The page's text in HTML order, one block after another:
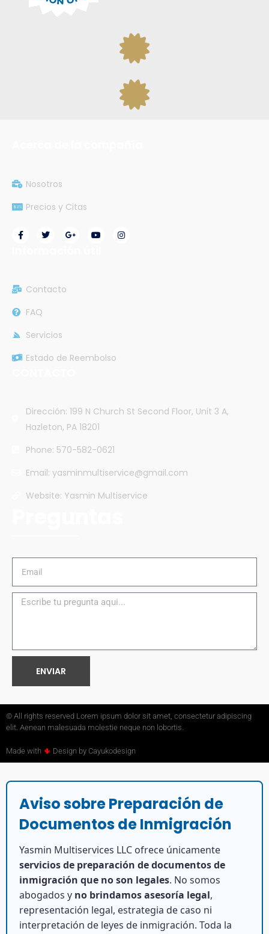
Nosotros
Precios y Citas
Contacto
FAQ
Servicios
Estado de Reembolso
Dirección: 199 N Church St Second Floor, Unit 3 A,
Hazleton, PA 18201
Phone: 570-582-0621
Email: yasminmultiservice@gmail.com
Website: Yasmin Multiservice
ENVIAR
© All rights reserved Lorem ipsum dolor sit amet, consectetur adipiscing
elit. Aenean malesuada molestie neque non lobortis.
Made with 🌵 Design by Cayukodesign
Aviso sobre Preparación de
Documentos de Inmigración
Yasmin Multiservices LLC ofrece únicamente
servicios de preparación de documentos de
inmigración que no son legales. No somos
abogados y no brindamos asesoría legal,
representación legal, estrategia de caso ni
interpretación de leyes de inmigración. Toda la